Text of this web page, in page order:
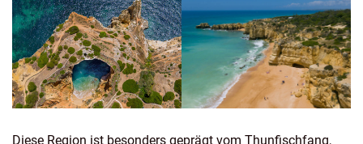
Diese Region ist besonders geprägt vom Thunfischfang,